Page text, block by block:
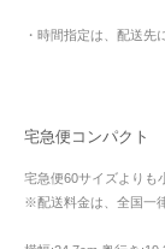
・時間指定は、配送先
宅急便コンパクト
宅急便60サイズよりも
※配送料金は、全国一